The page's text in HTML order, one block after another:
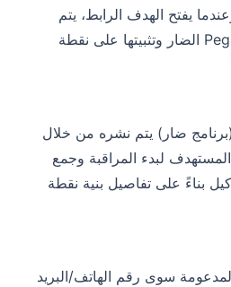
يفتح الهدف الرابط، يتم
تنزيل حمولة برنامج Pegasus الضار وتثبيتها على نقطة
ضار) يتم نشره من خلال
لبدء المراقبة وجمع
بناءً على تفاصيل بنية نقطة
سوى رقم الهاتف/البريد